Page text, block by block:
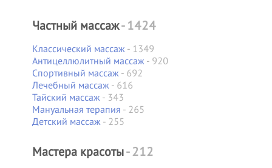
Частный массаж- 1424
Классический массаж- 1349
Антицеллюлитный массаж- 920
Спортивный массаж- 692
Лечебный массаж- 616
Тайский массаж- 343
Мануальная терапия - 265
Детский массаж- 255
Мастера красоты- 212